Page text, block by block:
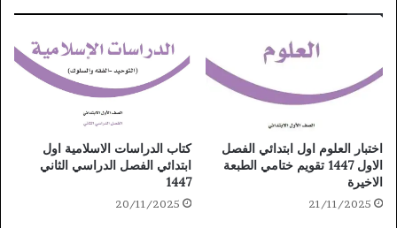
اختبار العلوم اول ابتدائي الفصل
الاول 1447 تقويم ختامي الطبعة
الاخيرة
21/11/2025
كتاب الدراسات الاسلامية اول
ابتدائي الفصل الدراسي الثاني
1447
20/11/2025